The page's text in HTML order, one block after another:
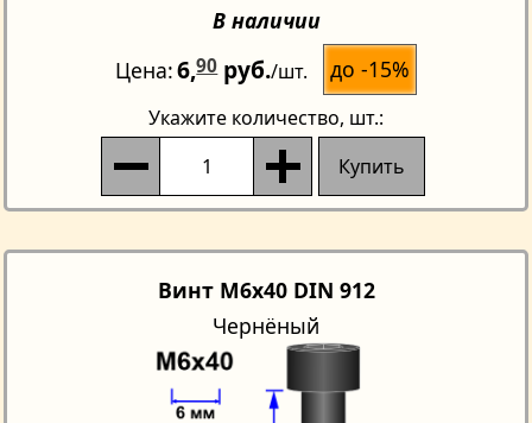
В наличии
Цена 6,90руб./шт. до -15%
Укажите количество, шт.:
Купить
Винт M6x40 DIN 912
Чернёный